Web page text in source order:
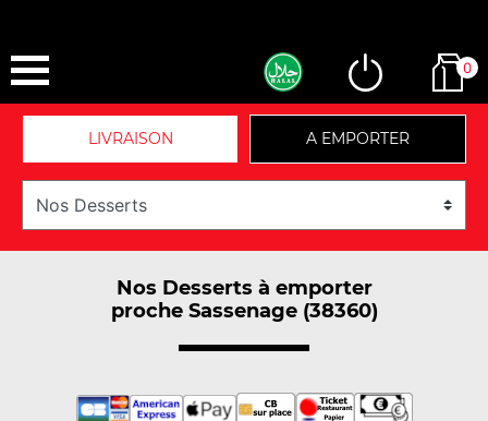
0
LIVRAISON A EMPORTER
Nos Desserts à emporter
proche Sassenage (38360)